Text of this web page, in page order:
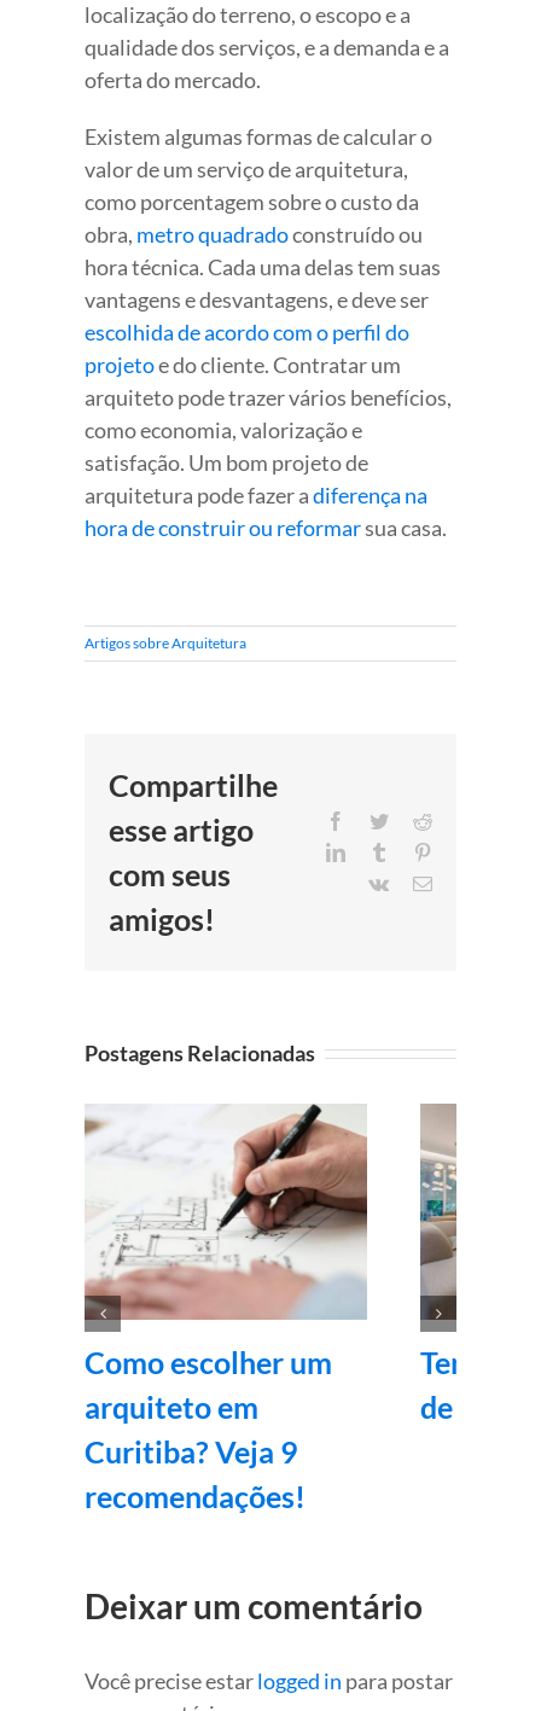
localização do terreno, o escopo e a
qualidade dos serviços, e a demanda e a
oferta do mercado.
Existem algumas formas de calcular o
valor de um serviço de arquitetura,
como porcentagem sobre o custo da
obra, metro quadradoconstruído ou
hora técnica. Cada uma delas tem suas
vantagens e desvantagens, e deve ser
escolhida de acordo com o perfil do
projetoe do cliente. Contratar um
arquiteto pode trazer vários benefícios,
como economia, valorização e
satisfação. Um bom projeto de
arquitetura pode fazer adiferença na
hora de construir ou reformarsua casa.
Artigos sobre Arquitetura
Compartilhe
esse artigo
com seus
amigos!
Facebook
TwitterReddit
LinkedInTumblr
Vk
E-
Postagens Relacionadas
Como escolher um
arquiteto em
Curitiba? Veja 9
recomendações!
de
Deixar um comentário
Você precise estarlogged in para postar